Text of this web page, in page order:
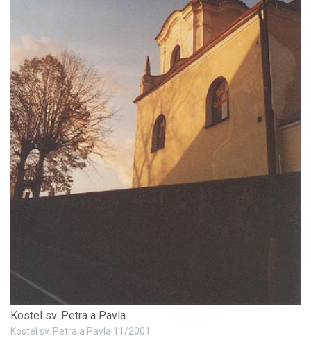
Kostel sv. Petra a Pavla
Kostel sv. Petra a Pavla 11/2001